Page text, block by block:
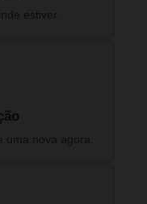
estiver.
nova agora.